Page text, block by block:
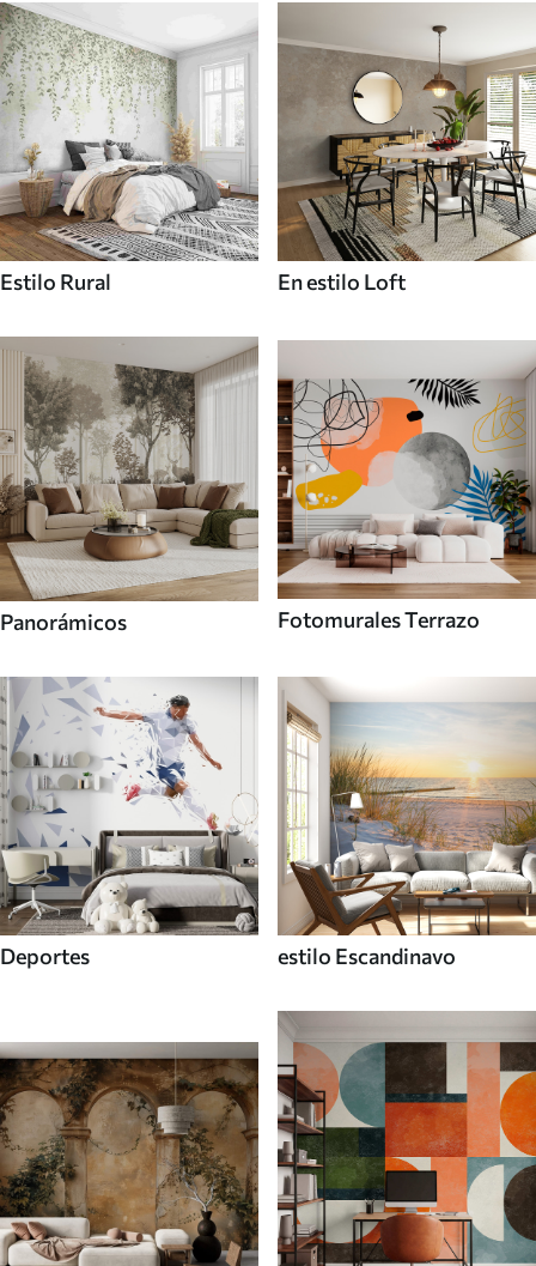
Estilo Rural En estilo Loft
Panorámicos Fotomurales Terrazo
Deportes estilo Escandinavo